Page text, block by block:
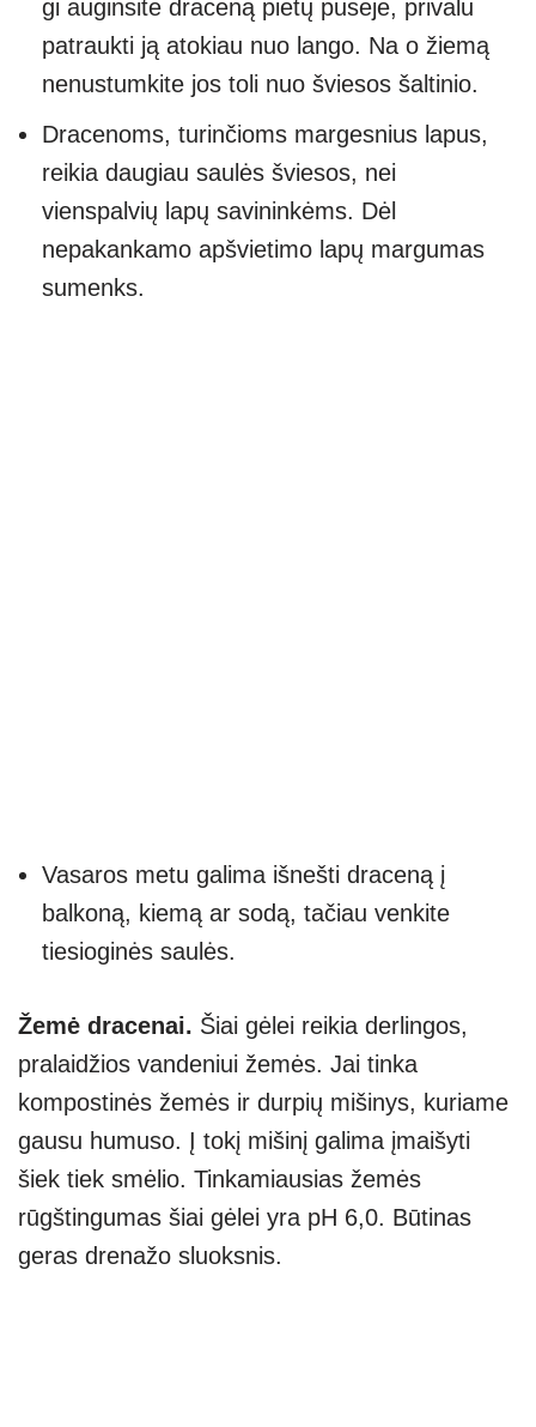
gi auginsite draceną pietų pusėje, privalu
patraukti ją atokiau nuo lango. Na o žiemą
nenustumkite jos toli nuo šviesos šaltinio.
Dracenoms, turinčioms margesnius lapus,
reikia daugiau saulės šviesos, nei
vienspalvių lapų savininkėms. Dėl
nepakankamo apšvietimo lapų margumas
sumenks.
Vasaros metu galima išnešti draceną į
balkoną, kiemą ar sodą, tačiau venkite
tiesioginės saulės.
Žemė dracenai. Šiai gėlei reikia derlingos,
pralaidžios vandeniui žemės. Jai tinka
kompostinės žemės ir durpių mišinys, kuriame
gausu humuso. Į tokį mišinį galima įmaišyti
šiek tiek smėlio. Tinkamiausias žemės
rūgštingumas šiai gėlei yra pH 6,0. Būtinas
geras drenažo sluoksnis.